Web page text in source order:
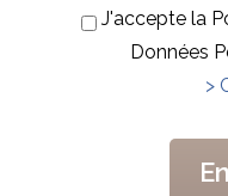
J'accepte la
Données
>